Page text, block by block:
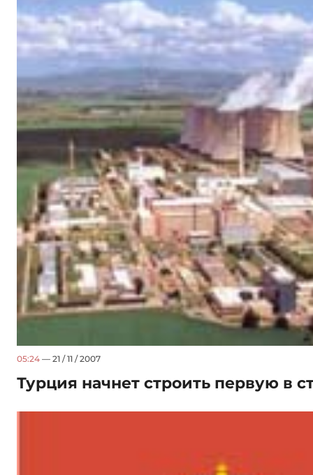
05:24 — 21 / 11 / 2007
Турция начнет строить первую в